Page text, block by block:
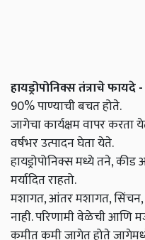
हायड्रोपोनिक्स तंत्राचे फायदे -
90% पाण्याची बचत होते.
जागेचा कार्यक्षम वापर करता
वर्षभर उत्पादन घेता येते.
हायड्रोपोनिक्स मध्ये तने, कीड
मर्यादित राहतो.
मशागत, आंतर मशागत,
नाही. परिणामी वेळेची आणि
कमीत कमी जागेत होते